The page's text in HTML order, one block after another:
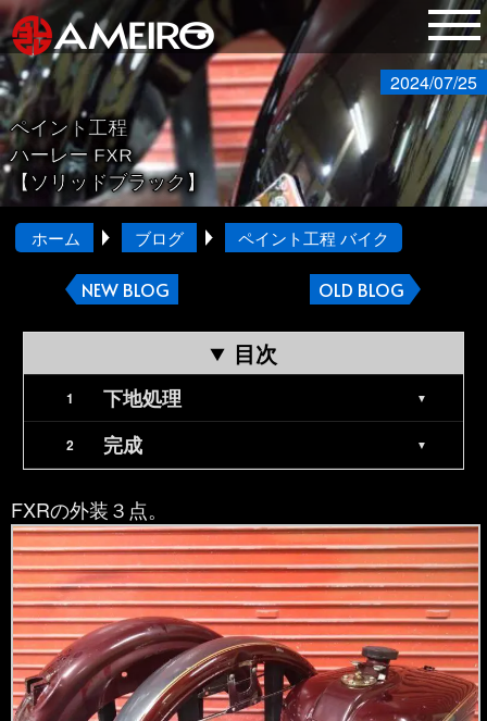
ペイント工程
ハーレー FXR
【ソリッドブラック】
2024/07/25
ホーム ブログ ペイント工程 バイク
NEW BLOG OLD BLOG
目次
下地処理
完成
FXRの外装３点。